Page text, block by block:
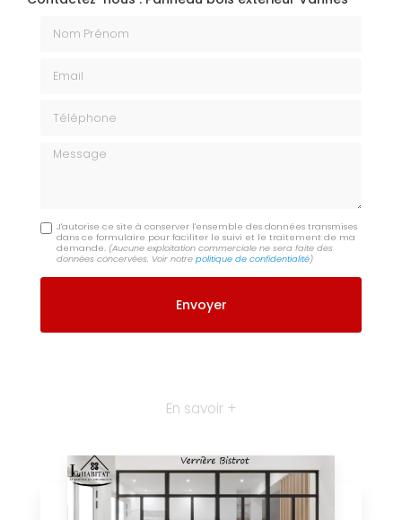
Message
J'autorise ce site à conserver l'ensemble des données transmises
dans ce formulaire pour faciliter le suivi et le traitement de ma
demande. (Aucune exploitation commerciale ne sera faite des
données concervées. Voir notrepolitique de confidentialité)
En savoir +